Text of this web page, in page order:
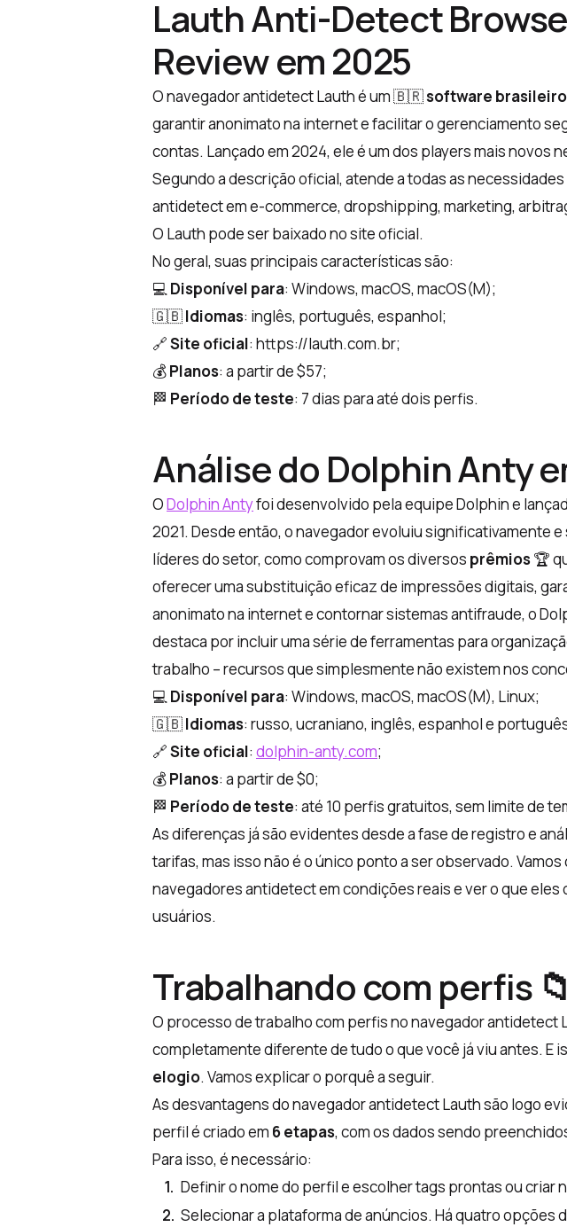
Lauth Anti-Detect
Review em 2025
O navegador antidetect Lauth é um 🇧🇷software brasileiro
garantir anonimato na internet e facilitar o gerenciamento
contas. Lançado em 2024, ele é um dos players mais novos
Segundo a descrição oficial, atende a todas as
antidetect em e-commerce, dropshipping, marketing,
O Lauth pode ser baixado no site oficial.
No geral, suas principais características são:
💻Disponível para: Windows, macOS, macOS(M);
🇬🇧Idiomas: inglês, português, espanhol;
🔗Site oficial: https://lauth.com.br;
💰Planos: a partir de $57;
🏁 Período de teste: 7 dias para até dois perfis.
Análise do Dolphin Anty
ODolphin Antyfoi desenvolvido pela equipe Dolphin e
2021. Desde então, o navegador evoluiu significativamente
líderes do setor, como comprovam os diversos prêmios🏆
oferecer uma substituição eficaz de impressões digitais,
anonimato na internet e contornar sistemas antifraude, o
destaca por incluir uma série de ferramentas para
trabalho – recursos que simplesmente não existem nos
💻Disponível para: Windows, macOS, macOS(M), Linux;
🇬🇧Idiomas: russo, ucraniano, inglês, espanhol e
🔗Site oficial: dolphin-anty.com;
💰Planos: a partir de $0;
🏁 Período de teste: até 10 perfis gratuitos, sem limite de
As diferenças já são evidentes desde a fase de registro e
tarifas, mas isso não é o único ponto a ser observado. Vamos
navegadores antidetect em condições reais e ver o que eles
usuários.
Trabalhando com perfis 📁
O processo de trabalho com perfis no navegador antidetect
completamente diferente de tudo o que você já viu antes. E
elogio. Vamos explicar o porquê a seguir.
As desvantagens do navegador antidetect Lauth são logo
perfil é criado em 6 etapas, com os dados sendo
Para isso, é necessário:
Definir o nome do perfil e escolher tags prontas ou criar
Selecionar a plataforma de anúncios. Há quatro opções